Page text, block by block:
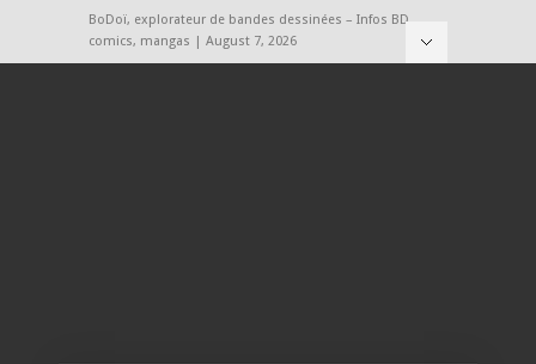
BoDoï, explorateur de bandes dessinées – Infos BD,
comics, mangas | August 7, 2026